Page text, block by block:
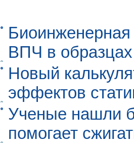
Биоинженерная
ВПЧ в
Новый
эффектов
Ученые нашли
помогает